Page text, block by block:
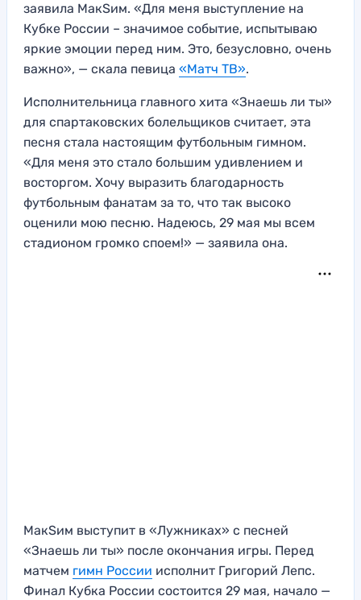
заявила МакSим. «Для меня выступление на
Кубке России – значимое событие, испытываю
яркие эмоции перед ним. Это, безусловно, очень
важно», — скала певица «Матч ТВ».
Исполнительница главного хита «Знаешь ли ты»
для спартаковских болельщиков считает, эта
песня стала настоящим футбольным гимном.
«Для меня это стало большим удивлением и
восторгом. Хочу выразить благодарность
футбольным фанатам за то, что так высоко
оценили мою песню. Надеюсь, 29 мая мы всем
стадионом громко споем!» — заявила она.
МакSим выступит в «Лужниках» с песней
«Знаешь ли ты» после окончания игры. Перед
матчем гимн России исполнит Григорий Лепс.
Финал Кубка России состоится 29 мая, начало —